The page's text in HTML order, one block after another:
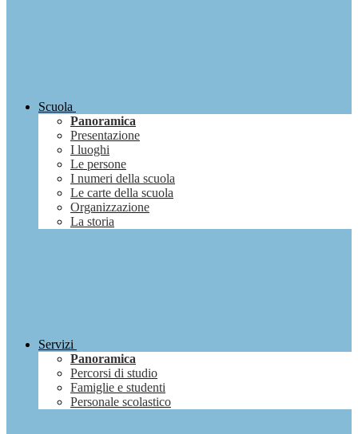
Scuola
Panoramica
Presentazione
I luoghi
Le persone
I numeri della scuola
Le carte della scuola
Organizzazione
La storia
Servizi
Panoramica
Percorsi di studio
Famiglie e studenti
Personale scolastico